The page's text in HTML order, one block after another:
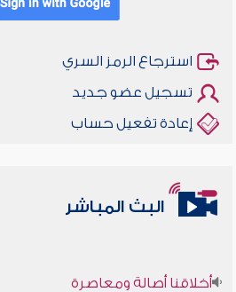
استرجاع الرمز السري
تسجيل عضو جديد
إعادة تفعيل حساب
البث المباشر
أخلاقنا أصالة ومعاصرة